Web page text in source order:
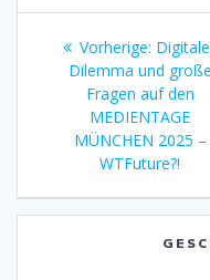
Vorherige:
Beitrag:
Dilemma und große
Fragen auf den
MEDIENTAGE
MÜNCHEN 2025 –
WTFuture?!